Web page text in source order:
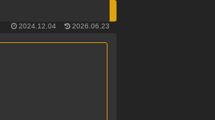
2024.12.04 2026.06.23